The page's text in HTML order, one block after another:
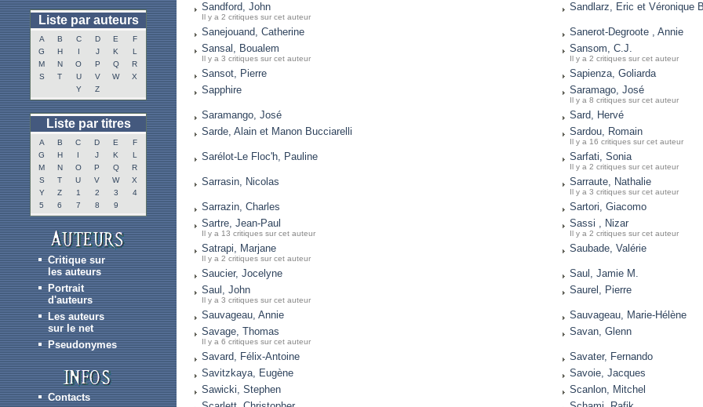
Liste par auteurs
A B C D E
F
G
H I J K
L
M
N O P Q
R
S
T U V W
X
Y
Z
Liste par titres
A B C D E
F
G
H I J K
L
M
N O P Q
R
S
T U V W
X
Y
Z 1 2 3
4
5
6 7 8 9
Critique sur
les auteurs
Portrait
d'auteurs
Les auteurs
sur le net
Pseudonymes
Contacts
Sandford, John
Il y a 2 critiques sur cet auteur
Sandlarz, Eric et Véronique
Sanejouand, Catherine
Sanerot-Degroote , Annie
Sansal, Boualem
Il y a 3 critiques sur cet auteur
Sansom, C.J.
Il y a 2 critiques sur cet auteur
Sansot, Pierre
Sapienza, Goliarda
Sapphire
Saramago, José
Il y a 8 critiques sur cet auteur
Saramango, José
Sard, Hervé
Sarde, Alain et Manon Bucciarelli
Sardou, Romain
Il y a 16 critiques sur cet auteur
Sarélot-Le Floc'h, Pauline Sarfati, Sonia
Il y a 2 critiques sur cet auteur
Sarrasin, Nicolas Sarraute, Nathalie
Il y a 3 critiques sur cet auteur
Sarrazin, Charles
Sartori, Giacomo
Sartre, Jean-Paul
Il y a 13 critiques sur cet auteur
Sassi , Nizar
Il y a 2 critiques sur cet auteur
Satrapi, Marjane
Il y a 2 critiques sur cet auteur
Saubade, Valérie
Saucier, Jocelyne
Saul, Jamie M.
Saul, John
Il y a 3 critiques sur cet auteur
Saurel, Pierre
Sauvageau, Annie
Sauvageau, Marie-Hélène
Savage, Thomas
Il y a 6 critiques sur cet auteur
Savan, Glenn
Savard, Félix-Antoine
Savater, Fernando
Savitzkaya, Eugène
Savoie, Jacques
Sawicki, Stephen
Scanlon, Mitchel